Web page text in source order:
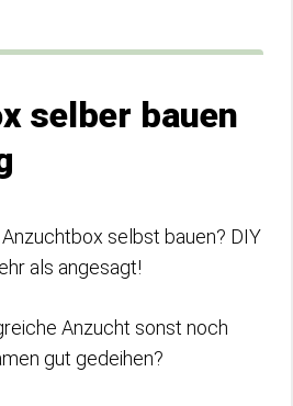
selber bauen
selbst bauen? DIY
als angesagt!
Anzucht sonst noch
gut gedeihen?